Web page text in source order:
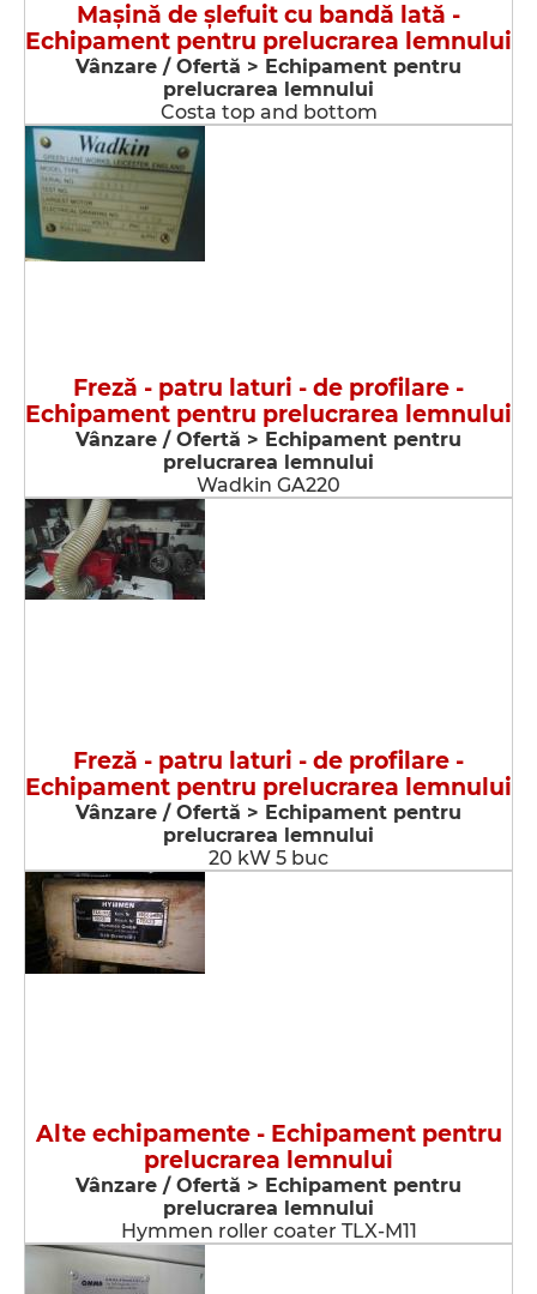
Maşină de şlefuit cu bandă lată -
Echipament pentru prelucrarea lemnului
Vânzare / Ofertă > Echipament pentru
prelucrarea lemnului
Costa top and bottom
Freză - patru laturi - de profilare -
Echipament pentru prelucrarea lemnului
Vânzare / Ofertă > Echipament pentru
prelucrarea lemnului
Wadkin GA220
Freză - patru laturi - de profilare -
Echipament pentru prelucrarea lemnului
Vânzare / Ofertă > Echipament pentru
prelucrarea lemnului
20 kW 5 buc
Alte echipamente - Echipament pentru
prelucrarea lemnului
Vânzare / Ofertă > Echipament pentru
prelucrarea lemnului
Hymmen roller coater TLX-M11